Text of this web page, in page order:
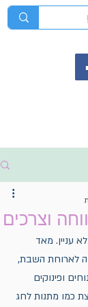
וצרכים
עניין. מאד
לארוחת השבת,
ופינוקים
כמו מתנות לחג